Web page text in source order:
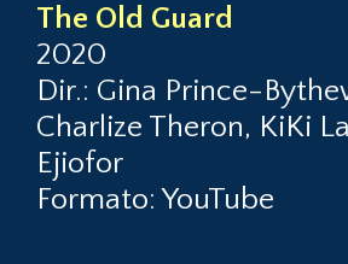
The Old Guard
2020
Dir.: Gina Prince-
Charlize Theron, KiKi
Ejiofor
Formato: YouTube